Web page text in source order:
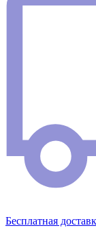
Бесплатная